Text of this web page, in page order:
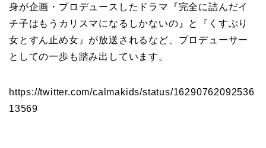
身が企画・プロデュースしたドラマ『完全に詰んだイ
チ子はもうカリスマになるしかないの』と『くすぶり
女とすん止め女』が放送されるなど、プロデューサー
としての一歩も踏み出しています。
https://twitter.com/calmakids/status/16290762092536
13569